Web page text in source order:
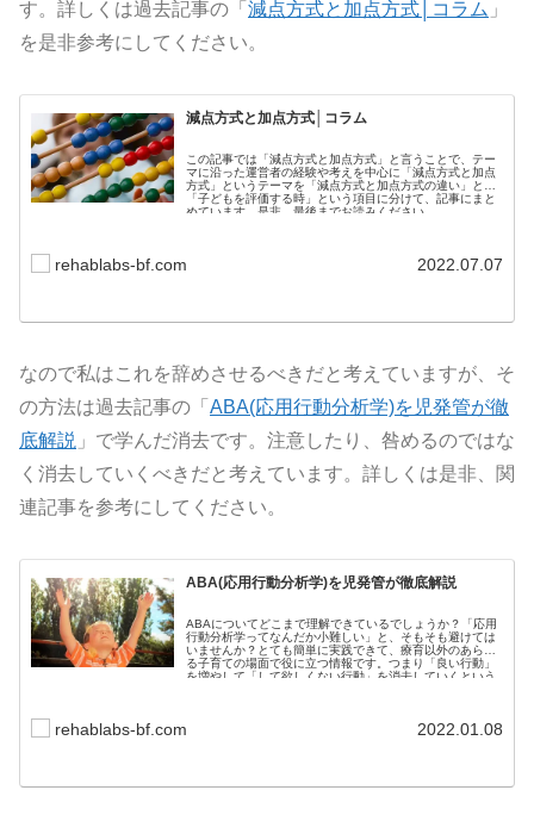
す。詳しくは過去記事の「 減点方式と加点方式│コラム 」
を是非参考にしてください。
減点方式と加点方式│コラム
この記事では「減点方式と加点方式」と言うことで、テー
マに沿った運営者の経験や考えを中心に「減点方式と加点
方式」というテーマを「減点方式と加点方式の違い」と
「子どもを評価する時」という項目に分けて、記事にまと
めています。是非、最後までお読みください。
rehablabs-bf.com 2022.07.07
なので私はこれを辞めさせるべきだと考えていますが、そ
の方法は過去記事の「 ABA(応用行動分析学)を児発管が徹
底解説 」で学んだ消去です。注意したり、咎めるのではな
く消去していくべきだと考えています。詳しくは是非、関
連記事を参考にしてください。
ABA(応用行動分析学)を児発管が徹底解説
ABAについてどこまで理解できているでしょうか？「応用
行動分析学ってなんだか小難しい」と、そもそも避けては
いませんか？とても簡単に実践できて、療育以外のあらゆ
る子育ての場面で役に立つ情報です。つまり「良い行動」
を増やして「して欲しくない行動」を消去していくという
rehablabs-bf.com 2022.01.08